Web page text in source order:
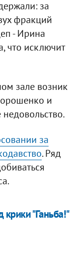
за
фракций
- Ирина
что исключит
зале возник
и
за
. Ряд
"Ганьба!"